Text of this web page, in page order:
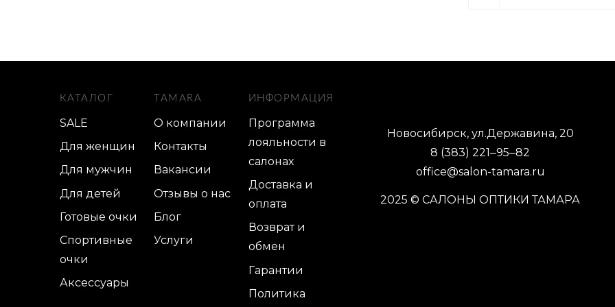
КАТАЛОГ
SALE
Для женщин
Для мужчин
Для детей
Готовые очки
Спортивные
очки
Аксессуары
TAMARA
О компании
Контакты
Вакансии
Отзывы о нас
Блог
Услуги
ИНФОРМАЦИЯ
Программа
лояльности в
салонах
Доставка и
оплата
Возврат и
обмен
Гарантии
Политика
Новосибирск, ул.Державина, 20
8 (383) 221‒95‒82
office@salon-tamara.ru
2025 © САЛОНЫ ОПТИКИ ТАМАРА